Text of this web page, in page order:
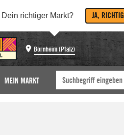
Dein richtiger Markt? JA, RICHTIG
Bornheim (Pfalz)
MEIN MARKT